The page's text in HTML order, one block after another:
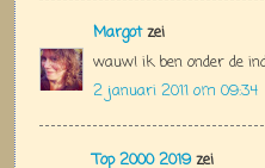
Margotzei
wauw! ik ben onder de
2 januari 2011 om 09:34
Top 2000 2019zei